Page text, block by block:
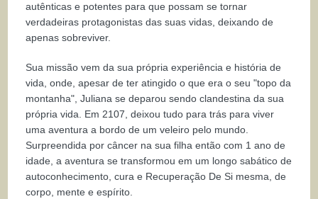
autênticas e potentes para que possam se tornar
verdadeiras protagonistas das suas vidas, deixando de
apenas sobreviver.
Sua missão vem da sua própria experiência e história de
vida, onde, apesar de ter atingido o que era o seu "topo da
montanha", Juliana se deparou sendo clandestina da sua
própria vida. Em 2107, deixou tudo para trás para viver
uma aventura a bordo de um veleiro pelo mundo.
Surpreendida por câncer na sua filha então com 1 ano de
idade, a aventura se transformou em um longo sabático de
autoconhecimento, cura e Recuperação De Si mesma, de
corpo, mente e espírito.